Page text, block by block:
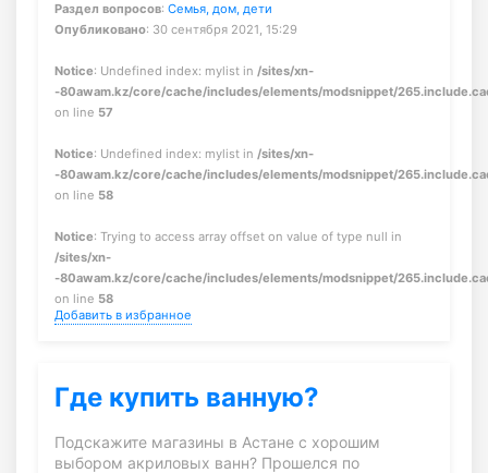
Раздел вопросов: Семья, дом, дети
Опубликовано: 30 сентября 2021, 15:29
Notice: Undefined index: mylist in /sites/xn-
-80awam.kz/core/cache/includes/elements/modsnippet/
on line 57
Notice: Undefined index: mylist in /sites/xn-
-80awam.kz/core/cache/includes/elements/modsnippet/
on line 58
Notice: Trying to access array offset on value of type null in
/sites/xn-
-80awam.kz/core/cache/includes/elements/modsnippet/
on line 58
Добавить в избранное
Где купить ванную?
Подскажите магазины в Астане с хорошим
выбором акриловых ванн? Прошелся по